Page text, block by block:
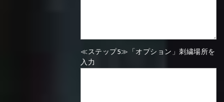
≪ステップ5≫「オプション」刺繍場所を
入力